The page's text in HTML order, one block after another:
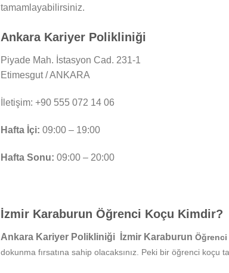
tamamlayabilirsiniz.
Ankara Kariyer Polikliniği
Piyade Mah. İstasyon Cad. 231-1
Etimesgut / ANKARA
İletişim: +90 555 072 14 06
Hafta İçi: 09:00 – 19:00
Hafta Sonu: 09:00 – 20:00
İzmir Karaburun Öğrenci Koçu Kimdir?
Ankara Kariyer Polikliniği İzmir Karaburun
dokunma fırsatına sahip olacaksınız. Peki bir öğrenci koçu